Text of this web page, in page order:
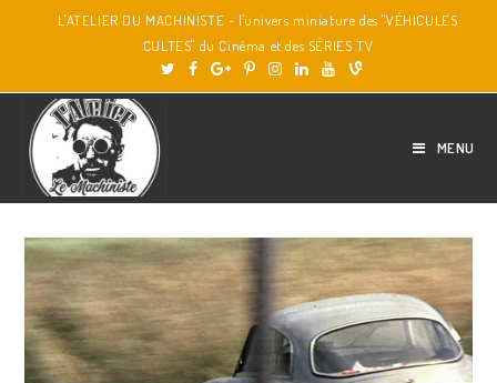
L'ATELIER DU MACHINISTE - l'univers miniature des "VÉHICULES
CULTES" du Cinéma et des SÉRIES TV
MENU